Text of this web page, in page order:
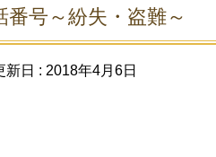
番号～紛失・盗難～
新日 : 2018年4月6日